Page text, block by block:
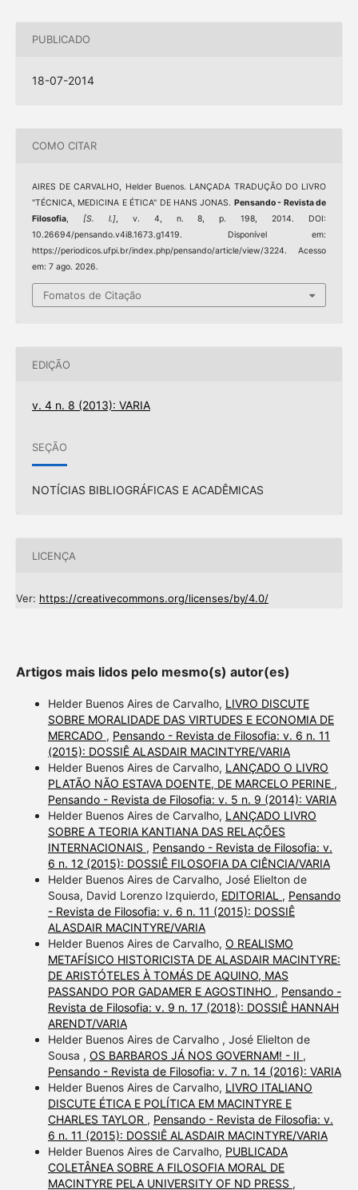
PUBLICADO
18-07-2014
COMO CITAR
AIRES DE CARVALHO, Helder Buenos. LANÇADA TRADUÇÃO DO LIVRO
"TÉCNICA, MEDICINA E ÉTICA" DE HANS JONAS. Pensando - Revista de
Filosofia, [S. l.], v. 4, n. 8, p. 198, 2014. DOI:
10.26694/pensando.v4i8.1673.g1419. Disponível em:
https://periodicos.ufpi.br/index.php/pensando/article/view/3224. Acesso
em: 7 ago. 2026.
Fomatos de Citação
EDIÇÃO
v. 4 n. 8 (2013): VARIA
SEÇÃO
NOTÍCIAS BIBLIOGRÁFICAS E ACADÊMICAS
LICENÇA
Ver: https://creativecommons.org/licenses/by/4.0/
Artigos mais lidos pelo mesmo(s) autor(es)
Helder Buenos Aires de Carvalho, LIVRO DISCUTE
SOBRE MORALIDADE DAS VIRTUDES E ECONOMIA DE
MERCADO , Pensando - Revista de Filosofia: v. 6 n. 11
(2015): DOSSIÊ ALASDAIR MACINTYRE/VARIA
Helder Buenos Aires de Carvalho, LANÇADO O LIVRO
PLATÃO NÃO ESTAVA DOENTE, DE MARCELO PERINE ,
Pensando - Revista de Filosofia: v. 5 n. 9 (2014): VARIA
Helder Buenos Aires de Carvalho, LANÇADO LIVRO
SOBRE A TEORIA KANTIANA DAS RELAÇÕES
INTERNACIONAIS , Pensando - Revista de Filosofia: v.
6 n. 12 (2015): DOSSIÊ FILOSOFIA DA CIÊNCIA/VARIA
Helder Buenos Aires de Carvalho, José Elielton de
Sousa, David Lorenzo Izquierdo, EDITORIAL , Pensando
- Revista de Filosofia: v. 6 n. 11 (2015): DOSSIÊ
ALASDAIR MACINTYRE/VARIA
Helder Buenos Aires de Carvalho, O REALISMO
METAFÍSICO HISTORICISTA DE ALASDAIR MACINTYRE:
DE ARISTÓTELES À TOMÁS DE AQUINO, MAS
PASSANDO POR GADAMER E AGOSTINHO , Pensando -
Revista de Filosofia: v. 9 n. 17 (2018): DOSSIÊ HANNAH
ARENDT/VARIA
Helder Buenos Aires de Carvalho , José Elielton de
Sousa , OS BARBAROS JÁ NOS GOVERNAM! - II ,
Pensando - Revista de Filosofia: v. 7 n. 14 (2016): VARIA
Helder Buenos Aires de Carvalho, LIVRO ITALIANO
DISCUTE ÉTICA E POLÍTICA EM MACINTYRE E
CHARLES TAYLOR , Pensando - Revista de Filosofia: v.
6 n. 11 (2015): DOSSIÊ ALASDAIR MACINTYRE/VARIA
Helder Buenos Aires de Carvalho, PUBLICADA
COLETÂNEA SOBRE A FILOSOFIA MORAL DE
MACINTYRE PELA UNIVERSITY OF ND PRESS ,